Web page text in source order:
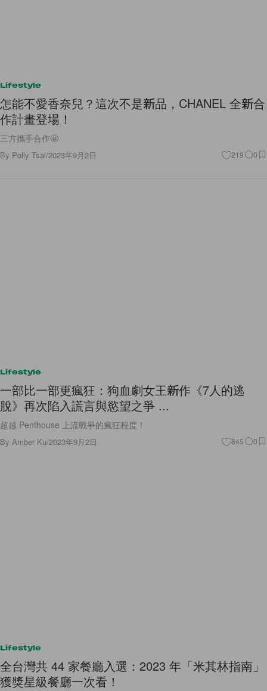
Lifestyle
怎能不愛香奈兒？這次不是新品，CHANEL 全新合
作計畫登場！
三方攜手合作🤩
By Polly Tsai/2023年9月2日 219 0
Lifestyle
一部比一部更瘋狂：狗血劇女王新作《7人的逃
脫》再次陷入謊言與慾望之爭 ...
超越 Penthouse 上流戰爭的瘋狂程度！
By Amber Ku/2023年9月2日 845 0
Lifestyle
全台灣共 44 家餐廳入選：2023 年「米其林指南」
獲獎星級餐廳一次看！